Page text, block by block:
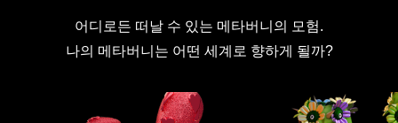
어디로든 떠날 수 있는 메타버니의 모험.
나의 메타버니는 어떤 세계로 향하게 될까?